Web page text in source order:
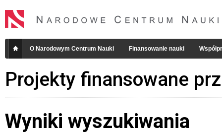
O Narodowym Centrum Nauki Finansowanie nauki
Projekty finansowane
Wyniki wyszukiwania